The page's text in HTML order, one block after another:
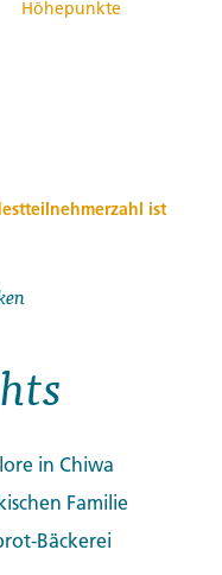
Höhepunkte
ist
in Chiwa
Familie
Bäckerei